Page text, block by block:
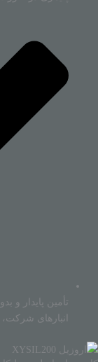
تأمین پایدار
انبارهای